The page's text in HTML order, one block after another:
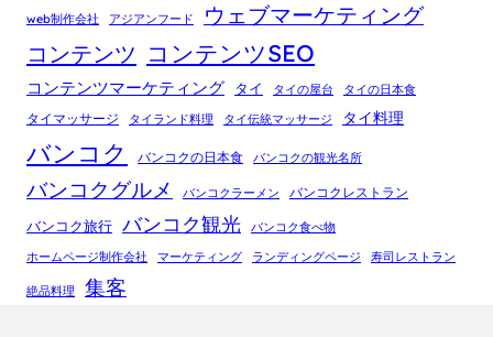
web制作会社 アジアンフード
ウェブマーケティング
コンテンツ コンテンツSEO
コンテンツマーケティング タイ タイの屋台 タイの日本食
タイマッサージ タイランド料理 タイ伝統マッサージ タイ料理
バンコク バンコクの日本食 バンコクの観光名所
バンコクグルメ バンコクラーメン バンコクレストラン
バンコク旅行 バンコク観光
バンコク食べ物
ホームページ制作会社
マーケティング ランディングページ 寿司レストラン
絶品料理 集客